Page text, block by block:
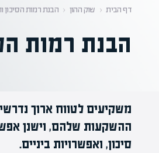
דף הבית ‹ שוק ההון ‹ הבנת רמות הסיכון
הבנת רמות
משקיעים לטווח ארוך
ההשקעות שלהם, וישנן
סיכון, ואפשרויות ביניים.